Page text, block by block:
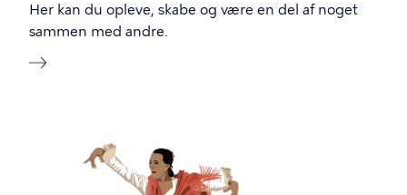
Her kan du opleve, skabe og være en del af noget
sammen med andre.